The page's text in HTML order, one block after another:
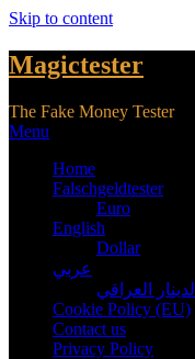
Skip to content
Magictester
The Fake Money Tester
Menu
Home
Falschgeldtester
Euro
English
Dollar
عربي
الدينار العراقي
Cookie Policy (EU)
Contact us
Privacy Policy